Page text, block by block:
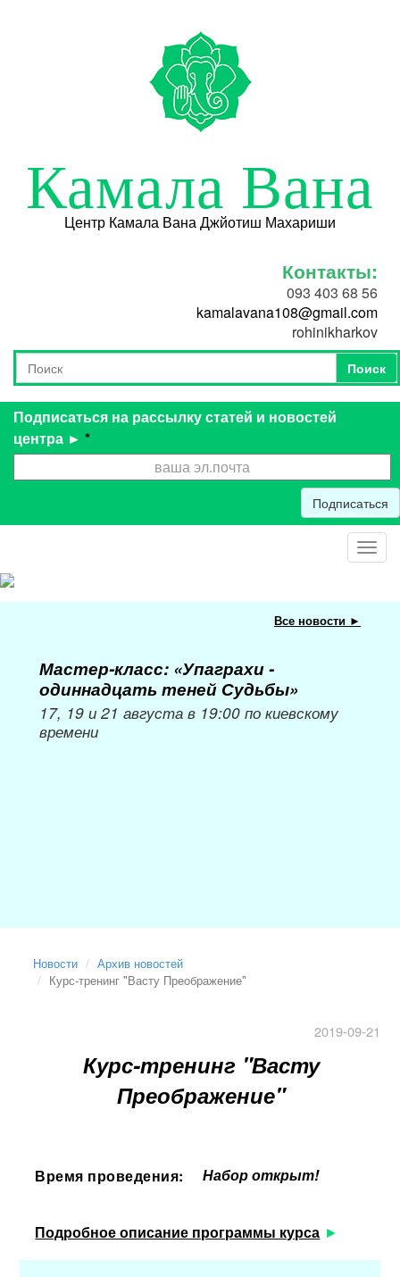
Камала Вана
Центр Камала Вана Джйотиш Махариши
Контакты:
093 403 68 56
kamalavana108@gmail.com
rohinikharkov
Форма поиска
Поиск
Поиск
Подписаться на рассылку статей и новостей
центра ► *
Подписаться
Все новости ►
Мастер-класс: «Упаграхи -
одиннадцать теней Судьбы»
17, 19 и 21 августа в 19:00 по киевскому
времени
Новости
Архив новостей
Курс-тренинг "Васту Преображение"
2019-09-21
Курс-тренинг "Васту
Преображение"
Время проведения: Набор открыт!
Подробное описание программы курса